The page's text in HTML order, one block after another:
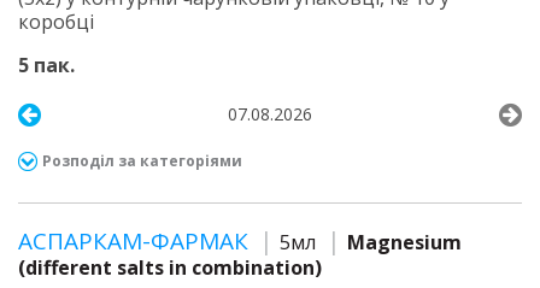
коробці
5 пак.
07.08.2026
Розподіл за категоріями
АСПАРКАМ-ФАРМАК 5мл
Magnesium
(different salts in combination)